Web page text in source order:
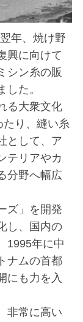
年、焼け野
興に向けて
シン糸の販
た。
る大衆文化
り、縫い糸
として、ア
テリアやカ
分野へ幅広
ズ」を開発
し、国内の
1995年に中
ナムの首都
にも力を入
非常に高い